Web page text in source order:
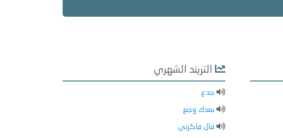
التريند الشهري
جدع
بعدك وجع
قال فاكرني